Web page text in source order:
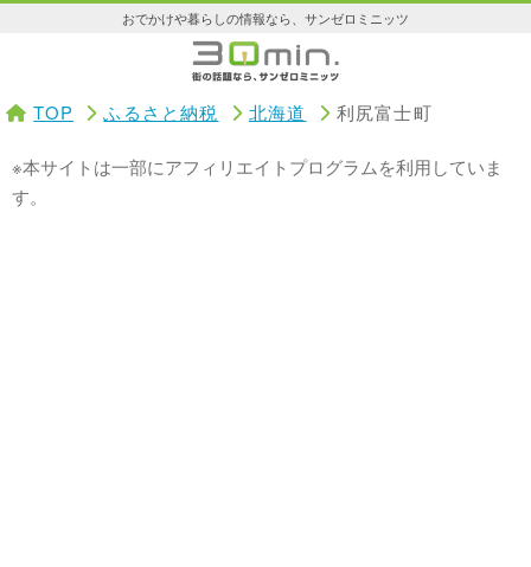
おでかけや暮らしの情報なら、サンゼロミニッツ
TOP ふるさと納税 北海道 利尻富士町
※本サイトは一部にアフィリエイトプログラムを利用していま
す。